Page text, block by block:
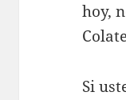
hoy,
Si